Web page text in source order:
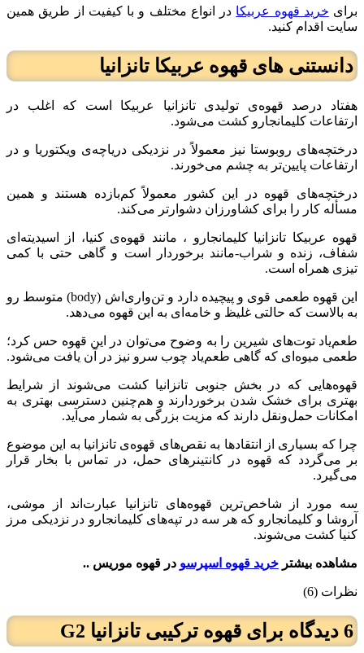
برای خرید قهوه عربیکا در انواع مختلف و با کیفیت از طریق همین
سایت اقدام کنید.
دانستنی های قهوه عربیکا تانزانیا
هفتاد درصد قهوه‌ی تولیدی تانزانیا عربیکا است که اغلب در
ارتفاعات کلیمانجارو کشت می‌شود.
درختچه‌های روبوستا نیز معمولاً در نزدیکی دریاچه‌ی ویکتوریا و در
ارتفاعات پایین‌تر به چشم می‌خورند.
درختچه‌های قهوه‌ در این کشور معمولاً کم‌بازده هستند و همین
مسأله کار را برای کشاورزان دشوارتر می‌کند.
قهوه عربیکا تانزانیا کلیمانجارو ، مانند قهوه‌ی کنیا، از اسیدیته‌ای
شفاف، زنده و شراب-مانند برخوردار است و گاهی حتی با کمی
تیزی همراه است.
این قهوه طعمی قوی و پیچیده دارد و تن‌واری‌اش (body) متوسط رو
به بالاست که حالتی غلیظ و خامه‌ای به این قهوه می‌دهد.
طعم‌یاد توت‌های شیرین را به وضوح می‌توان در این قهوه حس کرد؛
طعمی میوه‌ای که گاهی طعم‌یاد چوب سرو نیز در آن یافت می‌شود.
قهوه‌هایی که در بخش جنوبی تانزانیا کشت می‌شوند از شرایط
بهتری برای خشک شدن برخوردارند و هم‌چنین دسترسی بهتری به
امکانات حمل‌و‌نقل دارند که مزیت بزرگی به شمار می‌آید.
چرا که بسیاری از انتقادها به نقص‌های قهوه‌ی تانزانیا به این موضوع
بر می‌گردد که قهوه در کانتینرهای حمل، در تماس با بخار قرار
می‌گیرد.
سه مورد از شاخص‌ترین قهوه‌های تانزانیا عبارت‌اند از موشی،
آروشا و کلیمانجارو که هر سه در تپه‌های کلیمانجارو در نزدیکی مرز
کنیا کشت می‌شوند.
مشاهده بیشتر خرید قهوه اسپرسو در قهوه موریس ..
نظرات (6)
6 دیدگاه برای قهوه ترکیبی تانزانیا G2